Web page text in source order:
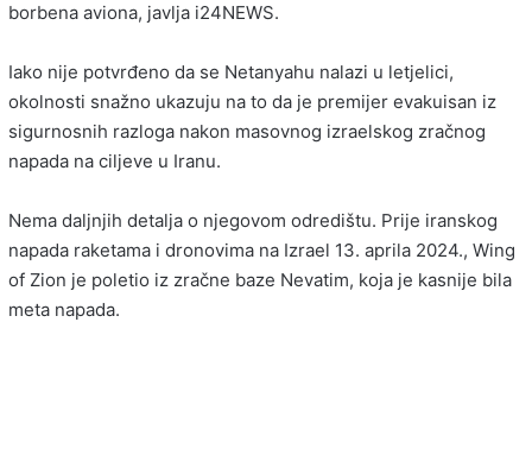
borbena aviona, javlja i24NEWS.
Iako nije potvrđeno da se Netanyahu nalazi u letjelici,
okolnosti snažno ukazuju na to da je premijer evakuisan iz
sigurnosnih razloga nakon masovnog izraelskog zračnog
napada na ciljeve u Iranu.
Nema daljnjih detalja o njegovom odredištu. Prije iranskog
napada raketama i dronovima na Izrael 13. aprila 2024., Wing
of Zion je poletio iz zračne baze Nevatim, koja je kasnije bila
meta napada.